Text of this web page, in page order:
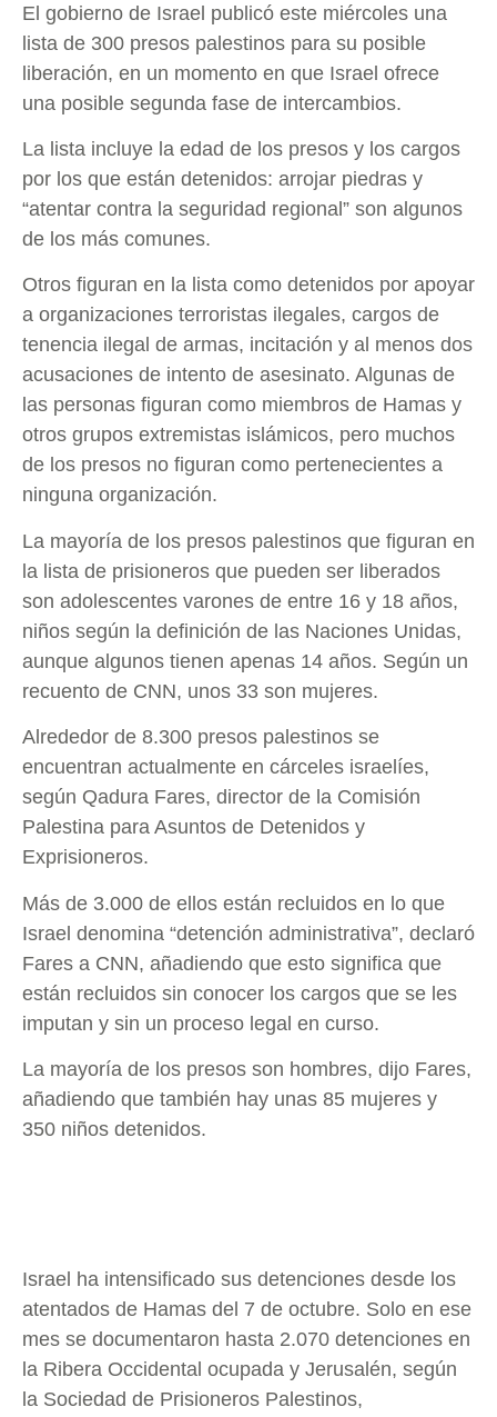
El gobierno de Israel publicó este miércoles una
lista de 300 presos palestinos para su posible
liberación, en un momento en que Israel ofrece
una posible segunda fase de intercambios.
La lista incluye la edad de los presos y los cargos
por los que están detenidos: arrojar piedras y
“atentar contra la seguridad regional” son algunos
de los más comunes.
Otros figuran en la lista como detenidos por apoyar
a organizaciones terroristas ilegales, cargos de
tenencia ilegal de armas, incitación y al menos dos
acusaciones de intento de asesinato. Algunas de
las personas figuran como miembros de Hamas y
otros grupos extremistas islámicos, pero muchos
de los presos no figuran como pertenecientes a
ninguna organización.
La mayoría de los presos palestinos que figuran en
la lista de prisioneros que pueden ser liberados
son adolescentes varones de entre 16 y 18 años,
niños según la definición de las Naciones Unidas,
aunque algunos tienen apenas 14 años. Según un
recuento de CNN, unos 33 son mujeres.
Alrededor de 8.300 presos palestinos se
encuentran actualmente en cárceles israelíes,
según Qadura Fares, director de la Comisión
Palestina para Asuntos de Detenidos y
Exprisioneros.
Más de 3.000 de ellos están recluidos en lo que
Israel denomina “detención administrativa”, declaró
Fares a CNN, añadiendo que esto significa que
están recluidos sin conocer los cargos que se les
imputan y sin un proceso legal en curso.
La mayoría de los presos son hombres, dijo Fares,
añadiendo que también hay unas 85 mujeres y
350 niños detenidos.
Israel ha intensificado sus detenciones desde los
atentados de Hamas del 7 de octubre. Solo en ese
mes se documentaron hasta 2.070 detenciones en
la Ribera Occidental ocupada y Jerusalén, según
la Sociedad de Prisioneros Palestinos,